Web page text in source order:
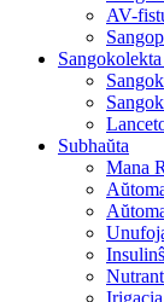
AV-
Subhaŭta
Mana